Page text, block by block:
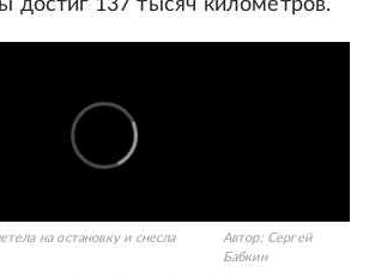
достиг 137 тысяч километров.
на остановку и снесла
Автор: Сергей
Бабкин